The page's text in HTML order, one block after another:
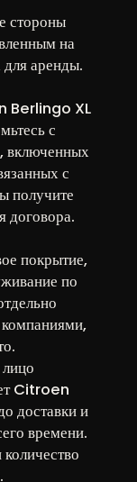
стороны
на
для аренды.
Berlingo XL
с
включенных
с
получите
договора.
покрытие,
по
компаниями,
Citroen
доставки и
времени.